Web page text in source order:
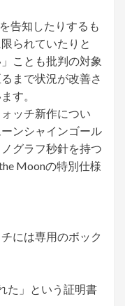
告知したりするも
られていたりと
ことも批判の対象
まで状況が改善さ
す。
ッチ新作につい
ンシャインゴール
グラフ秒針を持つ
Moonの特別仕様
には専用のボック
た」という証明書